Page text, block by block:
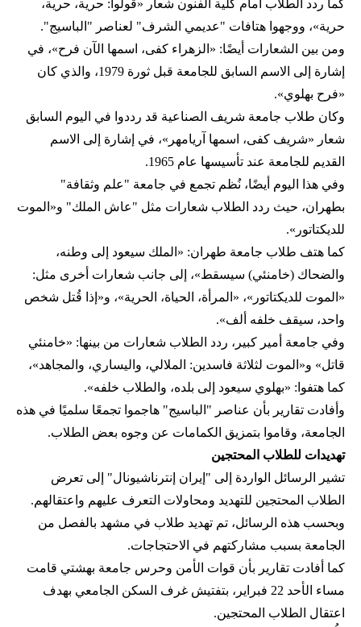
كما ردد الطلاب أمام كلية الفنون شعار «قولوا: حرية، حرية،
حرية»، ووجهوا هتافات "عديمي الشرف" لعناصر "الباسيج".
ومن بين الشعارات أيضًا: «الزهراء كفى، اسمها الآن فرح»، في
إشارة إلى الاسم السابق للجامعة قبل ثورة 1979، والذي كان
«فرح بهلوي».
وكان طلاب جامعة شريف الصناعية قد رددوا في اليوم السابق
شعار «شريف كفى، اسمها آريامهر»، في إشارة إلى الاسم
القديم للجامعة عند تأسيسها عام 1965.
وفي هذا اليوم أيضًا، نُظم تجمع في جامعة "علم وثقافة"
بطهران، حيث ردد الطلاب شعارات مثل "عاش الملك" و«الموت
للديكتاتور».
كما هتف طلاب جامعة طهران: «الملك سيعود إلى وطنه،
والضحاك (خامنئي) سيسقط»، إلى جانب شعارات أخرى مثل:
«الموت للديكتاتور»، «المرأة، الحياة، الحرية»، و«إذا قُتل شخص
واحد، سيقف خلفه ألف».
وفي جامعة أمير كبير، ردد الطلاب شعارات من بينها: «خامنئي
قاتل» و«الموت لثلاثة فاسدين: الملالي، واليساري، والمجاهد»،
كما هتفوا: «بهلوي سيعود إلى بلده، والطلاب خلفه».
وأفادت تقارير بأن عناصر "الباسيج" هاجموا تجمعًا سلميًا في هذه
الجامعة، وقاموا بتمزيق الكمامات عن وجوه بعض الطلاب.
تهديدات للطلاب المحتجين
تشير الرسائل الواردة إلى "إيران إنترناشيونال" إلى تعرض
الطلاب المحتجين للتهديد ومحاولات التعرف عليهم واعتقالهم.
وبحسب هذه الرسائل، تم تهديد طلاب في مشهد بالفصل من
الجامعة بسبب مشاركتهم في الاحتجاجات.
كما أفادت تقارير بأن قوات الأمن وحرس جامعة بهشتي قامت
مساء الأحد 22 فبراير، بتفتيش غرف السكن الجامعي بهدف
اعتقال الطلاب المحتجين.